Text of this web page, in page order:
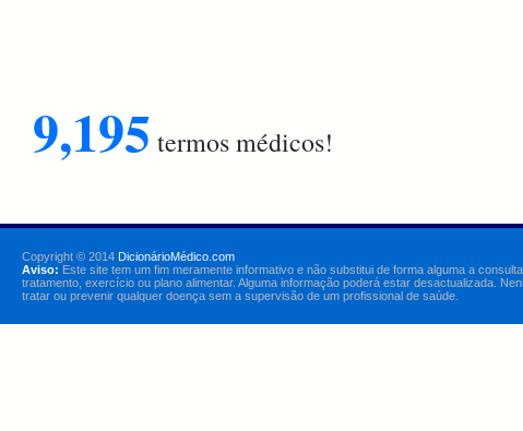
9,195 termos médicos!
Copyright © 2014 DicionárioMédico.com
Aviso: Este site tem um fim meramente informativo e não substitui de forma alguma a
tratamento, exercício ou plano alimentar. Alguma informação poderá estar desactualizada.
tratar ou prevenir qualquer doença sem a supervisão de um profissional de saúde.